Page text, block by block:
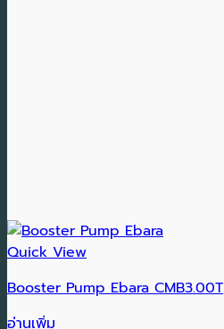
Quick View
Booster Pump Ebara CMB3.00T
อ่านเพิ่ม